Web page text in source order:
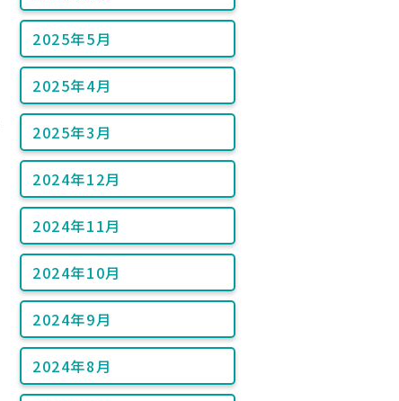
2025年5月
2025年4月
2025年3月
2024年12月
2024年11月
2024年10月
2024年9月
2024年8月